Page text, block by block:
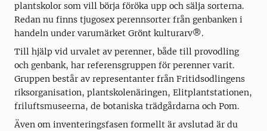
plantskolor som vill börja föröka upp och sälja sorterna.
Redan nu finns tjugosex perennsorter från genbanken i
handeln under varumärket Grönt kulturarv®.
Till hjälp vid urvalet av perenner, både till provodling
och genbank, har referensgruppen för perenner varit.
Gruppen består av representanter från Fritidsodlingens
riksorganisation, plantskolenäringen, Elitplantstationen,
friluftsmuseerna, de botaniska trädgårdarna och Pom.
Även om inventeringsfasen formellt är avslutad är du